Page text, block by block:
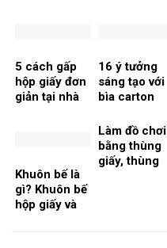
5 cách gấp
hộp giấy đơn
giản tại nhà
16 ý tưởng
sáng tạo với
bìa carton
handmade
đẹp mắt
Khuôn bế là
gì? Khuôn bế
hộp giấy và
Làm đồ chơi
bằng thùng
giấy, thùng